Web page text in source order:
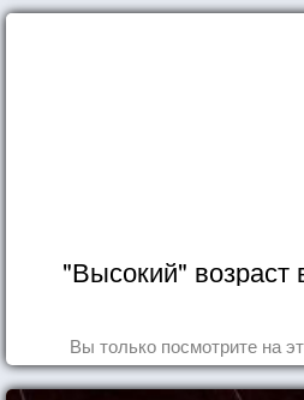
"Высокий" возраст
Вы только посмотрите на